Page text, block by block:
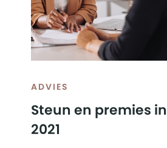
ADVIES
Steun en premies in
2021